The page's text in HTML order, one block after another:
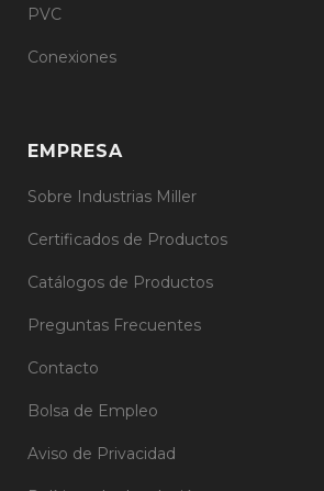
PVC
Conexiones
EMPRESA
Sobre Industrias Miller
Certificados de Productos
Catálogos de Productos
Preguntas Frecuentes
Contacto
Bolsa de Empleo
Aviso de Privacidad